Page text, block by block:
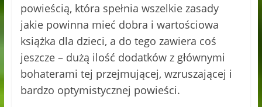
powieścią, która spełnia wszelkie zasady
jakie powinna mieć dobra i wartościowa
książka dla dzieci, a do tego zawiera coś
jeszcze – dużą ilość dodatków z głównymi
bohaterami tej przejmującej, wzruszającej i
bardzo optymistycznej powieści.